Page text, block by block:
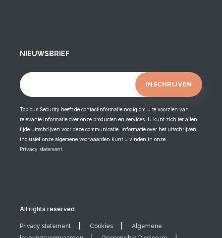
NIEUWSBRIEF
Topicus Security heeft de contactinformatie nodig om u te voorzien van
relevante informatie over onze producten en services. U kunt zich ter allen
tijde uitschrijven voor deze communicatie. Informatie over het uitschrijven,
inclusief onze algemene voorwaarden kunt u vinden in onze
Privacy statement
All rights reserved
Privacy statement Cookies
Algemene